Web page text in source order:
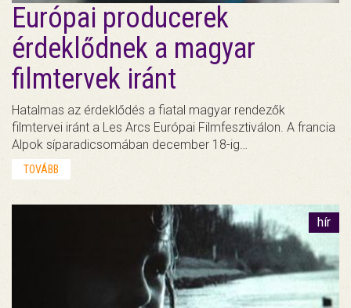
Európai producerek
érdeklődnek a magyar
filmtervek iránt
Hatalmas az érdeklődés a fiatal magyar rendezők
filmtervei iránt a Les Arcs Európai Filmfesztiválon. A francia
Alpok síparadicsomában december 18-ig…
TOVÁBB
hír